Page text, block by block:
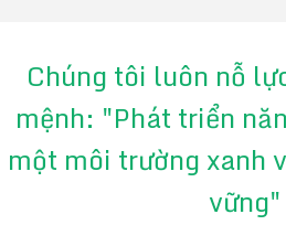
Chúng tôi luôn nỗ
mệnh: "Phát triển
một môi trường xanh
vững"